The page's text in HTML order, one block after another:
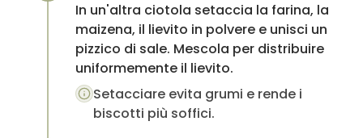
In un'altra ciotola setaccia la farina, la
maizena, il lievito in polvere e unisci un
pizzico di sale. Mescola per distribuire
uniformemente il lievito.
Setacciare evita grumi e rende i
biscotti più soffici.